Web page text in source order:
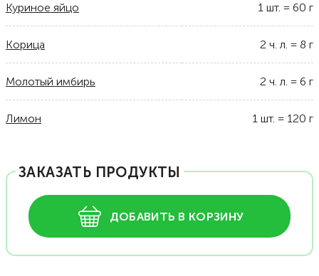
Куриное яйцо 1 шт. = 60 г
Корица 2 ч. л. = 8 г
Молотый имбирь 2 ч. л. = 6 г
Лимон 1 шт. = 120 г
ЗАКАЗАТЬ ПРОДУКТЫ
ДОБАВИТЬ В КОРЗИНУ